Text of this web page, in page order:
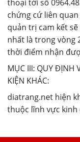
thoại tới số
chứng cứ liên
quản trị cam kết
nhất là trong vòng
thời điểm nhận
MỤC III: QUY ĐỊNH
KIỆN KHÁC:
diatrang.net hiện
thuộc lĩnh vực kinh